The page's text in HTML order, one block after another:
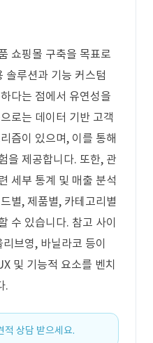
쇼핑몰 구축을 목표로
솔루션과 기능 커스텀
다는 점에서 유연성을
로는 데이터 기반 고객
즘이 있으며, 이를 통해
을 제공합니다. 또한, 관
세부 통계 및 매출 분석
별, 제품별, 카테고리별
수 있습니다. 참고 사이
브영, 바닐라코 등이
및 기능적 요소를 벤치
.
적 상담 받으세요.